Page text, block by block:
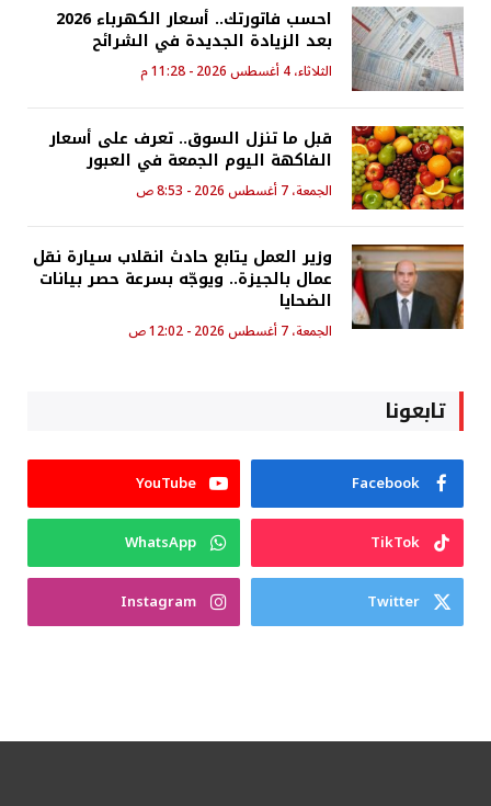
احسب فاتورتك.. أسعار الكهرباء 2026
بعد الزيادة الجديدة في الشرائح
الثلاثاء، 4 أغسطس 2026 - 11:28 م
قبل ما تنزل السوق.. تعرف على أسعار
الفاكهة اليوم الجمعة في العبور
الجمعة، 7 أغسطس 2026 - 8:53 ص
وزير العمل يتابع حادث انقلاب سيارة نقل
عمال بالجيزة.. ويوجّه بسرعة حصر بيانات
الضحايا
الجمعة، 7 أغسطس 2026 - 12:02 ص
تابعونا
Facebook
YouTube
TikTok
WhatsApp
Twitter
Instagram